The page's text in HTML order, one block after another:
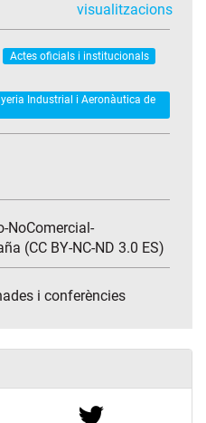
visualitzacions
Actes oficials i institucionals
Industrial i Aeronàutica de
NoComercial-
(CC BY-NC-ND 3.0 ES)
i conferències